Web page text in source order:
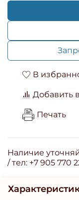
В
Добавить
Печать
Наличие
/ тел: +7 905 770